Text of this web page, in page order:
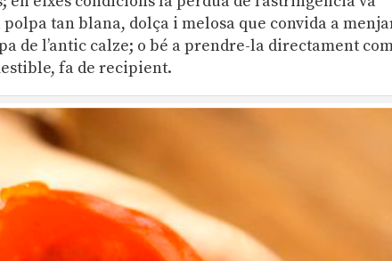
polpa tan blana, dolça i melosa que convida a
de l’antic calze; o bé a prendre-la directament
fa de recipient.